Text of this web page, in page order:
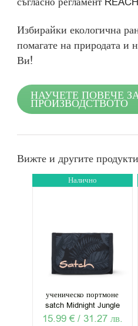
Избирайки екологична
помагате на природата и
Ви!
НАУЧЕТЕ ПОВЕЧЕ
ПРОИЗВОДСТВОТО
Вижте и другите
Налично
ученическо портмоне
satch Midnight Jungle
15.99 € / 31.27 лв.